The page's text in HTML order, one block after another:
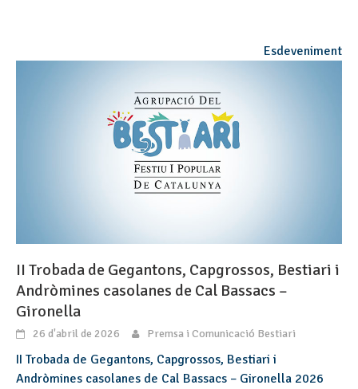
Esdeveniment
II Trobada de Gegantons, Capgrossos, Bestiari i
Andròmines casolanes de Cal Bassacs –
Gironella
26 d'abril de 2026 Premsa i Comunicació Bestiari
II Trobada de Gegantons, Capgrossos, Bestiari i
Andròmines casolanes de Cal Bassacs – Gironella 2026